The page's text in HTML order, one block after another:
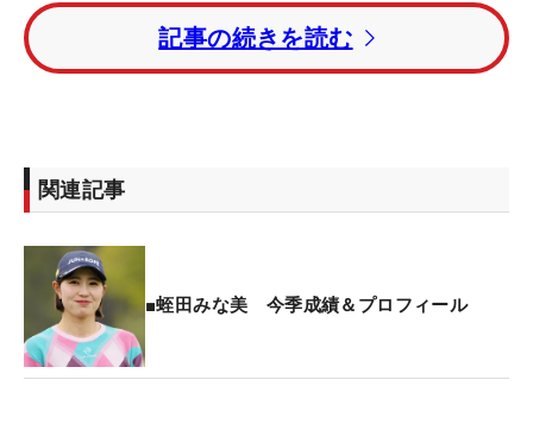
埼玉県で行われているA地区は、第2ラウンドが終了
した。「69」をマークした蛭田みな美と1ストロー
ク伸ばした石井理緒がトータル3アンダー・首位に
トータル2アンダー・2位タイにレギュラーツアー通
算1勝の藤本麻子、吉本ここね、大城さつき、照山
は井上りこ、高木萌衣ら4人が続いた。
青山加織はトータルイーブンパー・12位タイの好位
置。今年のプロテストに合格した高橋しずくはトー
記事の続きを読む
関連記事
■蛭田みな美 今季成績＆プロフィール